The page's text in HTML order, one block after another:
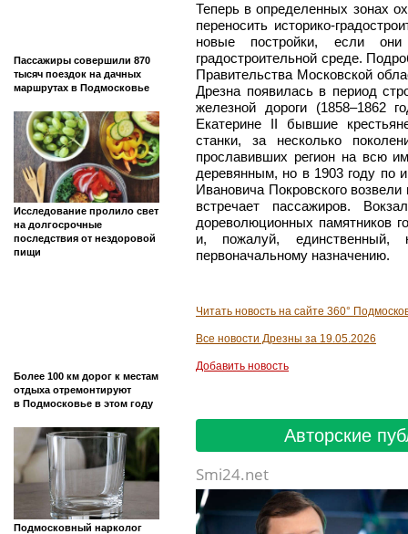
Пассажиры совершили 870
тысяч поездок на дачных
маршрутах в Подмосковье
Исследование пролило свет
на долгосрочные
последствия от нездоровой
пищи
Более 100 км дорог к местам
отдыха отремонтируют
в Подмосковье в этом году
Подмосковный нарколог
Теперь в определенных зонах
переносить историко-
новые постройки, если
градостроительной среде.
Правительства Московской
Дрезна появилась в период
железной дороги (1858–1862
Екатерине II бывшие
станки, за несколько
прославивших регион на всю
деревянным, но в 1903 году по
Ивановича Покровского
встречает пассажиров.
дореволюционных памятников
и, пожалуй, единственный,
первоначальному назначению.
Читать новость на сайте 360°
Все новости Дрезны за 19.05.2026
Добавить новость
Авторские
Smi24.net